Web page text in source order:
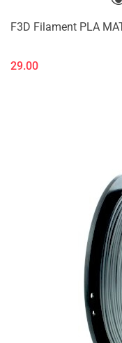
F3D Filament PLA
29.00